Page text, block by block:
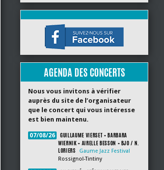
AGENDA DES CONCERTS
Nous vous invitons à vérifier
auprès du site de l’organisateur
que le concert qui vous intéresse
est bien maintenu.
07/08/26
GUILLAUME VIERSET + BARBARA
WIERNIK + AIRELLE BESSON + BJO / N.
LORIERS
Gaume Jazz Festival
Rossignol-Tintiny